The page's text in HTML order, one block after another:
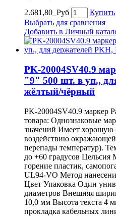
2.681,80_Руб
Купить
Выбрать для сравнения
Добавить в Личный
PK-20004SV40.9
"9" 500 шт. в уп.,
жёлтый/чёрный
PK-20004SV40.9 маркер
товара: Однознаковые
значений Имеет хорошую
воздействию
перепады температур).
до +60 градусов
горение пластик,
UL94-VO Метод
Цвет Упаковка Один
диаметров Внешняя
10,0 мм Высота текста 4
прокладка кабельных